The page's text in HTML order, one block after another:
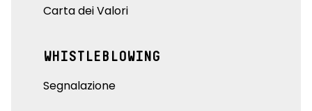
Carta dei Valori
WHISTLEBLOWING
Segnalazione